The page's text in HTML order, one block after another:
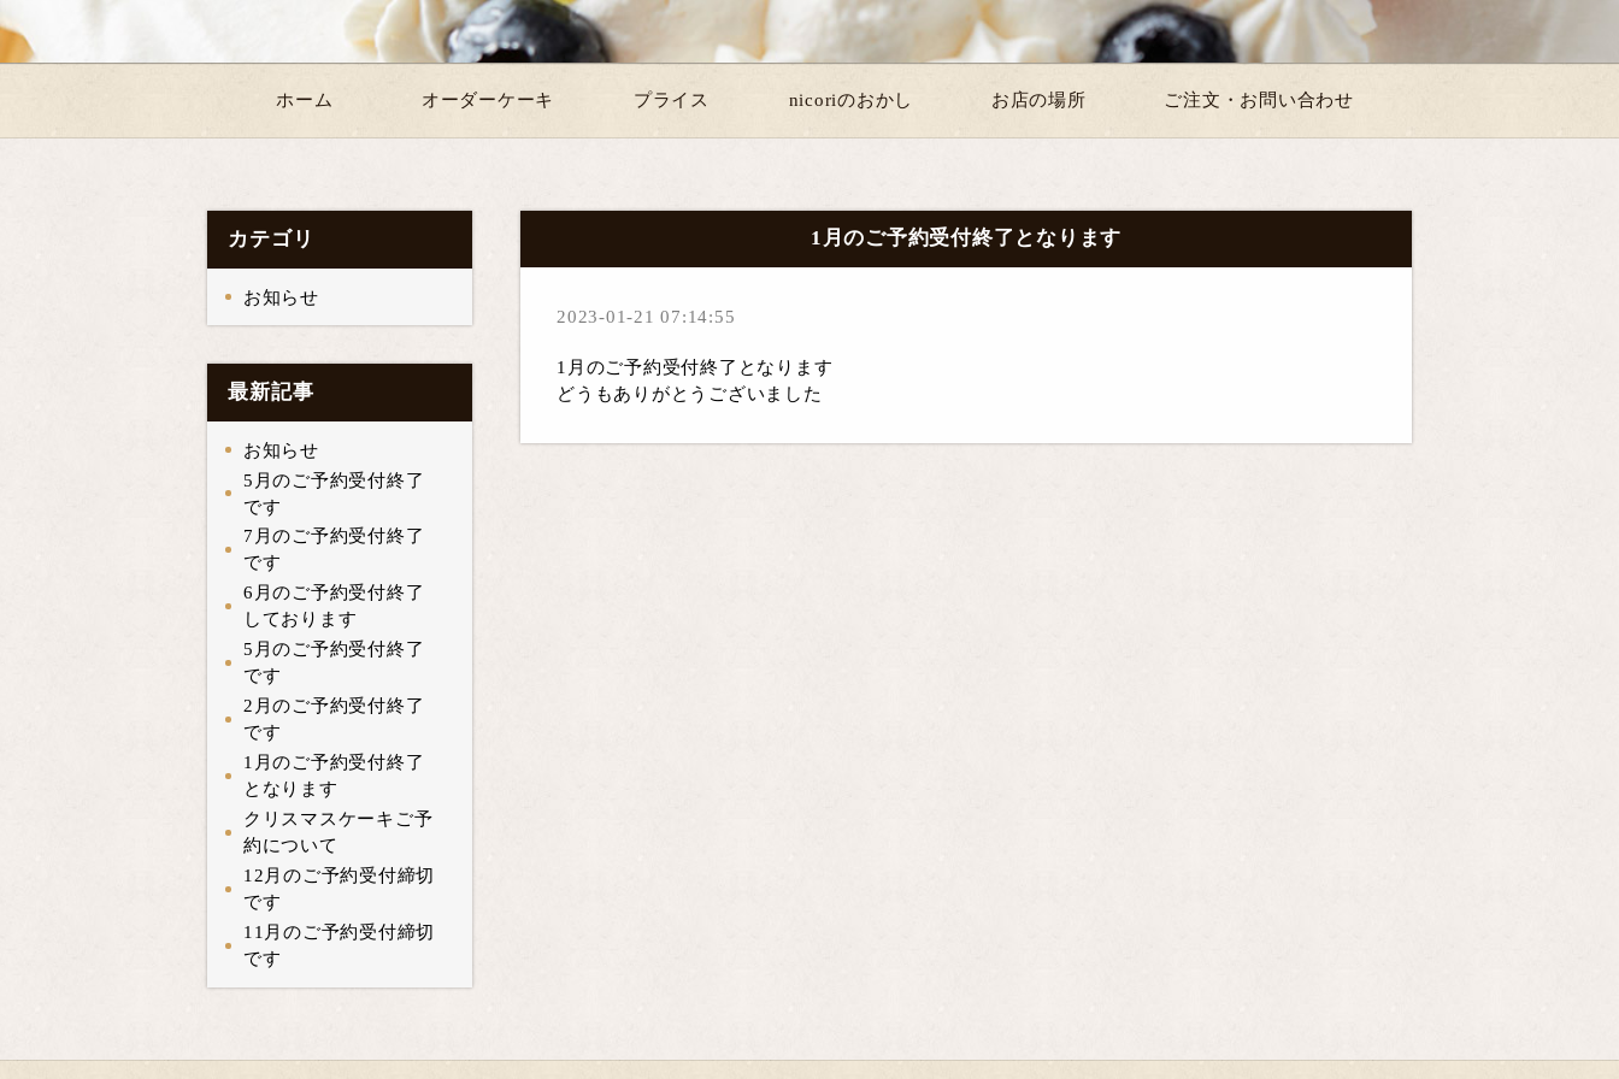
ホーム オーダーケーキ プライス nicoriのおかし お店の場所 ご注文・お問い合わせ
カテゴリ
お知らせ
最新記事
お知らせ
5月のご予約受付終了
です
7月のご予約受付終了
です
6月のご予約受付終了
しております
5月のご予約受付終了
です
2月のご予約受付終了
です
1月のご予約受付終了
となります
クリスマスケーキご予
約について
12月のご予約受付締切
です
11月のご予約受付締切
です
1月のご予約受付終了となります
2023-01-21 07:14:55
1月のご予約受付終了となります
どうもありがとうございました